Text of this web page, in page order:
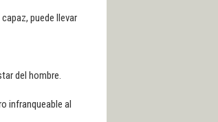
puede llevar
del hombre.
infranqueable al